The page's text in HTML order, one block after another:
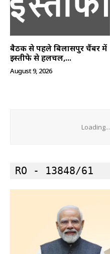
बैठक से पहले बिलासपुर चैंबर में
इस्तीफे से हलचल,...
August 9, 2026
Loading...
RO - 13848/61